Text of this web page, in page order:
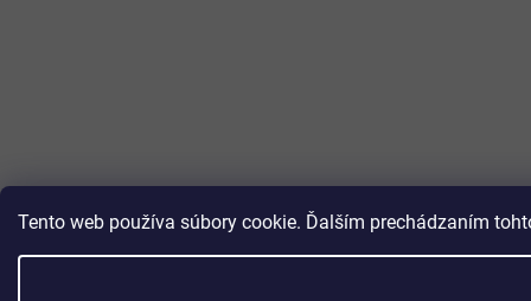
Tento web používa súbory cookie. Ďalším prechádzaním